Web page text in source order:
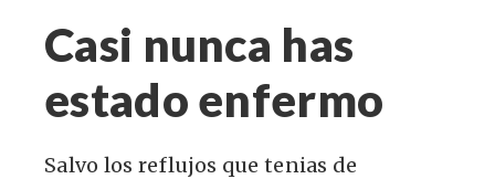
Casi nunca has
estado enfermo
Salvo los reflujos que tenias de